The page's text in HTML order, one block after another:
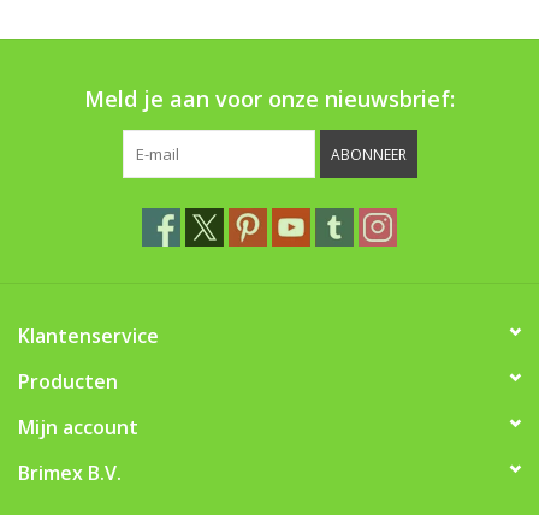
Meld je aan voor onze nieuwsbrief:
ABONNEER
Klantenservice
Producten
Mijn account
Brimex B.V.